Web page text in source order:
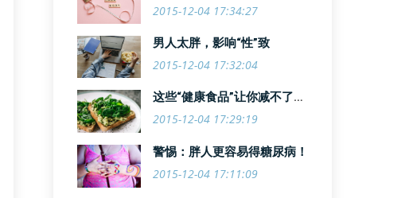
2015-12-04 17:34:27
男人太胖，影响“性”致
2015-12-04 17:32:04
这些“健康食品”让你减不了
2015-12-04 17:29:19
警惕：胖人更容易得糖尿病！
2015-12-04 17:11:09